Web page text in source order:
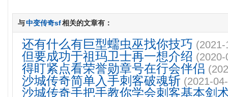
与中变传奇sf相关的文章有：
还有什么有巨型蠕虫巫找你技巧
但要成功于祖玛卫士再一想介绍
得盯紧点看荣誉勋章号在行会伴侣
沙城传奇简单入手刺客破魂斩 (2021-
沙城传奇手把手教你学会刺客基本剑